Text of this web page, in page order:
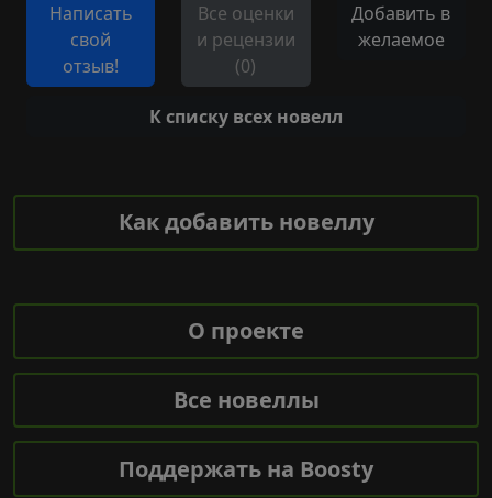
Написать
свой
отзыв!
Все оценки
и рецензии
(0)
Добавить в
желаемое
К списку всех новелл
Как добавить новеллу
О проекте
Все новеллы
Поддержать на Boosty